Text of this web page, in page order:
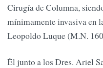
Cirugía de Columna,
mínimamente invasiva en
Leopoldo Luque (M.N.
Él junto a los Dres. Ariel